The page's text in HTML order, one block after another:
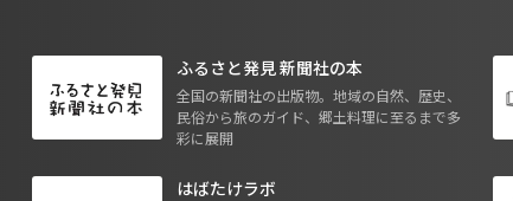
ふるさと発見 新聞社の本
全国の新聞社の出版物。地域の自然、歴史、
民俗から旅のガイド、郷土料理に至るまで多
彩に展開
はばたけラボ